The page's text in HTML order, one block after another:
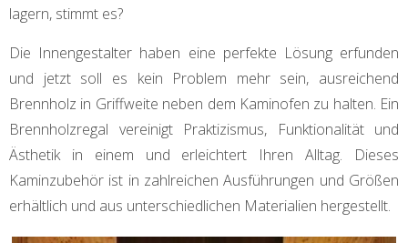
lagern, stimmt es?
Die Innengestalter haben eine perfekte Lösung erfunden
und jetzt soll es kein Problem mehr sein, ausreichend
Brennholz in Griffweite neben dem Kaminofen zu halten. Ein
Brennholzregal vereinigt Praktizismus, Funktionalität und
Ästhetik in einem und erleichtert Ihren Alltag. Dieses
Kaminzubehör ist in zahlreichen Ausführungen und Größen
erhältlich und aus unterschiedlichen Materialien hergestellt.